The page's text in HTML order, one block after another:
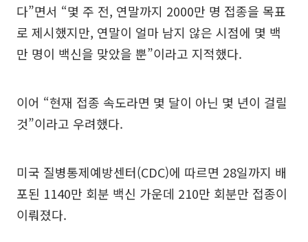
다”면서 “몇 주 전, 연말까지 2000만 명 접종을 목표
로 제시했지만, 연말이 얼마 남지 않은 시점에 몇 백
만 명이 백신을 맞았을 뿐”이라고 지적했다.
이어 “현재 접종 속도라면 몇 달이 아닌 몇 년이 걸릴
것”이라고 우려했다.
미국 질병통제예방센터(CDC)에 따르면 28일까지 배
포된 1140만 회분 백신 가운데 210만 회분만 접종이
이뤄졌다.